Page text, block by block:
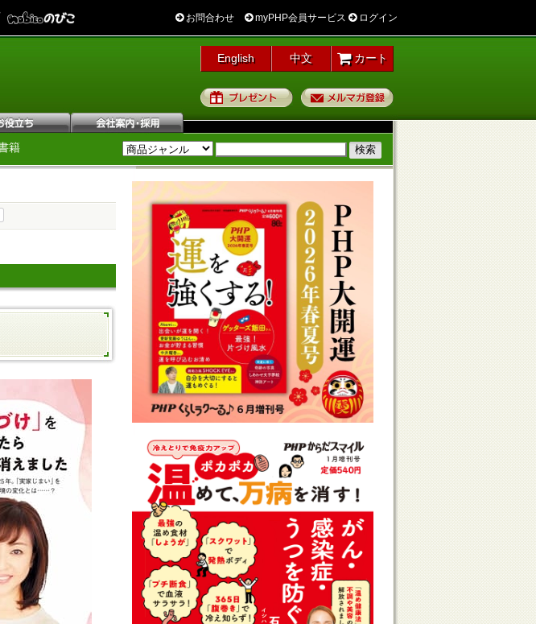
お問合わせ myPHP会員サービス ログイン
English 中文 カート
プレゼント
籍